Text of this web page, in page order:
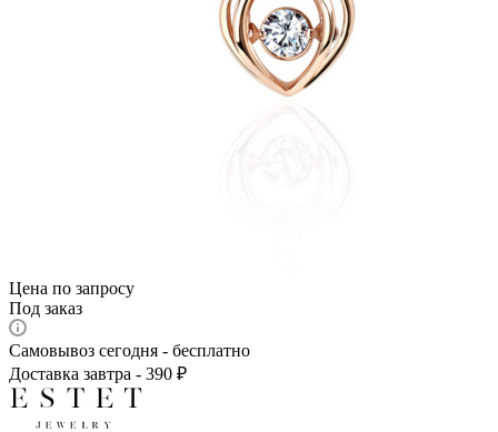
Цена по запросу
Под заказ
Самовывоз сегодня - бесплатно
Доставка завтра - 390 ₽